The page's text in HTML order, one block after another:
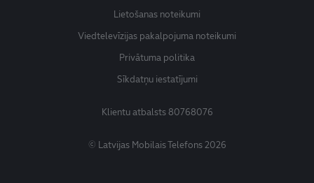
Lietošanas noteikumi
Viedtelevīzijas pakalpojuma noteikumi
Privātuma politika
Sīkdatņu iestatījumi
Klientu atbalsts80768076
© Latvijas Mobilais Telefons 2026